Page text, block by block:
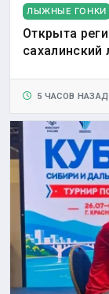
ЛЫЖНЫЕ ГОНКИ
Открыта
5 ЧАСОВ НАЗАД